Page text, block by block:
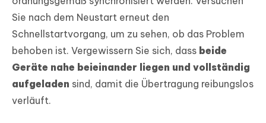
Sie nach dem Neustart erneut den
Schnellstartvorgang, um zu sehen, ob das Problem
behoben ist. Vergewissern Sie sich, dass beide
Geräte nahe beieinander liegen und vollständig
aufgeladen sind, damit die Übertragung reibungslos
verläuft.